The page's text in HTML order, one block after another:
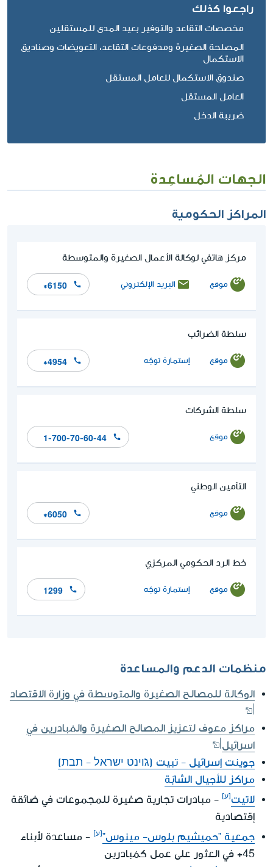
راجعوا كذلك
مخصصات التقاعد والتوفير بعيد المدى للمستقلين
المصلحة الصغيرة ومدفوعات التقاعد، التعويضات وصناديق
الاستكمال
صندوق الاستكمال للعامل المستقل
العامل المستقل
ضريبة الدخل
الجهات المُساعِدة
المراكز الحكومية
مركز هاتفي لوكالة الأعمال الصغيرة والمتوسطة
موقع البريد الإلكتروني *6150
سلطة الضرائب
موقع إستمارة توجّه *4954
سلطة الشركات
موقع 1-700-70-60-44
التأمين الوطني
موقع *6050
خط الرد الحكومي المركزي
موقع إستمارة توجّه 1299
منظمات الدعم والمساعدة
الوكالة للمصالح الصغيرة والمتوسطة في وزارة الاقتصاد
مراكز معوف لتعزيز المصالح الصغيرة والمُبادرين في
اسرائيل
جوينت إسرائيل - تبيت (ג'וינט ישראל - תבת)
مراكز للأجيال الشابّة
لاتيت
- مبادرات تجارية صغيرة للمجموعات في ضائقة
إقتصادية
جمعية "حميشيم بلوس- مينوس"
- مساعدة لأبناء
45+ في العثور على عمل كمُبادرين